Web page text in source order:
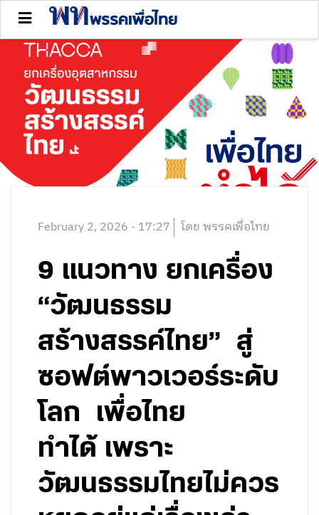
February 2, 2026 - 17:27 โดย พรรคเพื่อไทย
9 แนวทาง ยกเครื่อง
“วัฒนธรรม
สร้างสรรค์ไทย” สู่
ซอฟต์พาวเวอร์ระดับ
โลก เพื่อไทย
ทำได้ เพราะ
วัฒนธรรมไทยไม่ควร